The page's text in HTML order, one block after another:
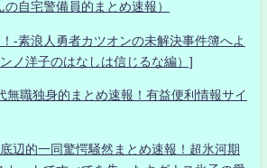
の自宅警備員的まとめ速報）
-素浪人勇者カツオンの未解決事件簿へよ
ノ洋子のはなしは信じるな編）]
職独身的まとめ速報！有益便利情報サイ
辺的一同驚愕騒然まとめ速報！超氷河期